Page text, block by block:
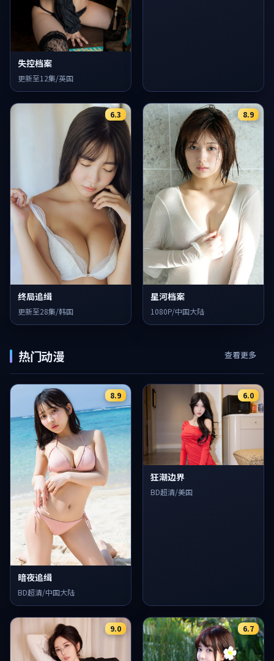
失控档案
更新至12集/英国
6.3
终局追缉
更新至28集/韩国
8.9
星河档案
1080P/中国大陆
热门动漫 查看更多
8.9
暗夜追缉
BD超清/中国大陆
6.0
狂潮边界
BD超清/美国
9.0 6.7